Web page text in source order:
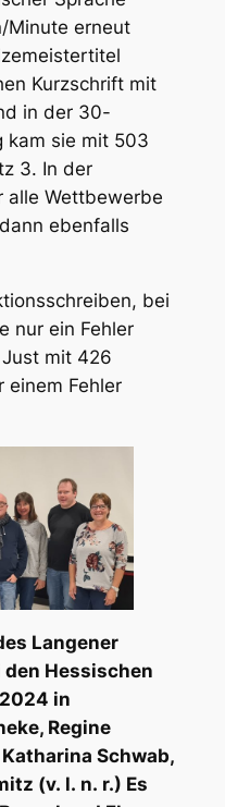
Minute erneut
Kurzschrift mit
in der 30-
kam sie mit 503
3. In der
alle Wettbewerbe
ebenfalls
bei
nur ein Fehler
mit 426
einem Fehler
Langener
Hessischen
in
Regine
Schwab,
(v. l. n. r.) Es